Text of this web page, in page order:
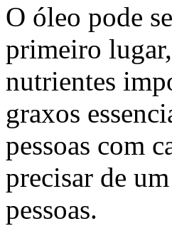
O óleo pode
primeiro
nutrientes
graxos
pessoas com
precisar de
pessoas.